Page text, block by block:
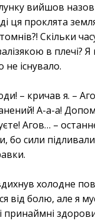
вийшов
ця проклята
Скільки
в плечі?
не існувало.
кричав я. –
А-а-а!
Агов… –
бо сили
холодне
від болю, але я
принаймні